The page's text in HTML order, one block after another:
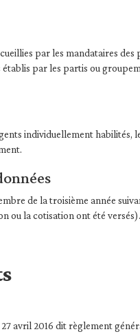
par les mandataires
par les partis ou
individuellement
de la troisième année
ou la cotisation ont été versés).
avril 2016 dit règlement